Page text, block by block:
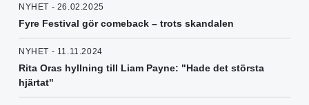
NYHET - 26.02.2025
Fyre Festival gör comeback – trots skandalen
NYHET - 11.11.2024
Rita Oras hyllning till Liam Payne: "Hade det största
hjärtat"